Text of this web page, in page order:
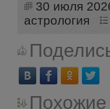
30 июля
астрология
Похожие